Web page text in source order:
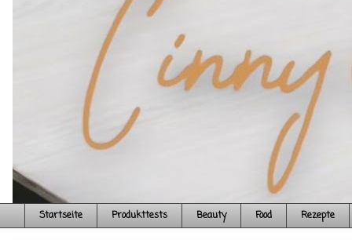
Startseite Produkttests Beauty Food Rezepte